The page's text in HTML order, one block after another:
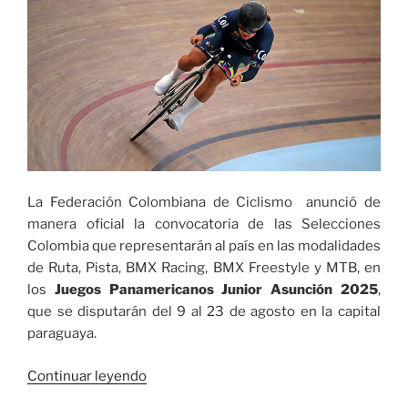
imparable
entregó
títulos
a
Yumbo
y
El
La Federación Colombiana de Ciclismo anunció de
manera oficial la convocatoria de las Selecciones
Colombia que representarán al país en las modalidades
de Ruta, Pista, BMX Racing, BMX Freestyle y MTB, en
los Juegos Panamericanos Junior Asunción 2025,
que se disputarán del 9 al 23 de agosto en la capital
paraguaya.
Continuar leyendo«Convocados